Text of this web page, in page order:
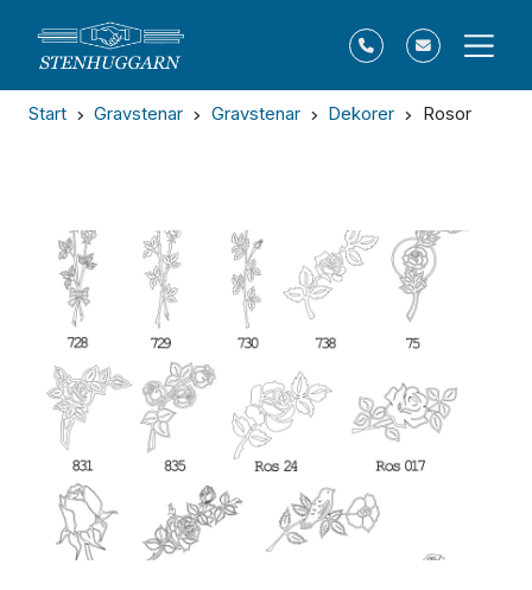
Start Gravstenar Gravstenar Dekorer Rosor